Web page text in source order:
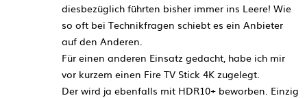
diesbezüglich führten bisher immer ins Leere! Wie
so oft bei Technikfragen schiebt es ein Anbieter
auf den Anderen.
Für einen anderen Einsatz gedacht, habe ich mir
vor kurzem einen Fire TV Stick 4K zugelegt.
Der wird ja ebenfalls mit HDR10+ beworben. Einzig